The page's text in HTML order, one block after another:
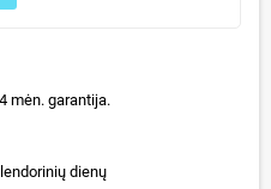
mėn. garantija.
dienų